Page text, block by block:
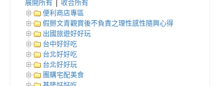
展開所有 | 收合所有
便利商店專區
假掰文青觀賞後不負責之理性感性隨興心得
出國旅遊好好玩
台中好好吃
台北好好吃
台北好好玩
團購宅配美食